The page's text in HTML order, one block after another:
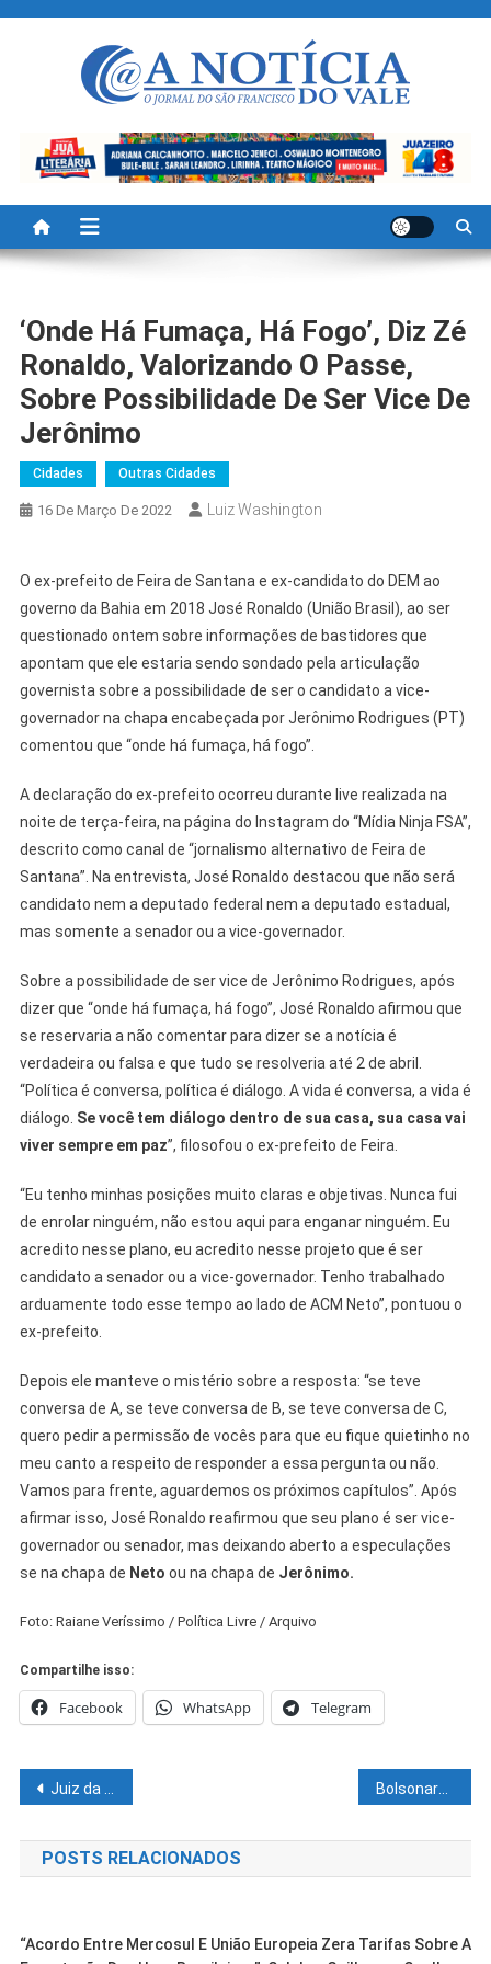
A Noticia Do Vale
‘Onde Há Fumaça, Há Fogo’, Diz Zé
Ronaldo, Valorizando O Passe,
Sobre Possibilidade De Ser Vice De
Jerônimo
Cidades Outras Cidades
16 De Março De 2022 Luiz Washington
O ex-prefeito de Feira de Santana e ex-candidato do DEM ao
governo da Bahia em 2018 José Ronaldo (União Brasil), ao ser
questionado ontem sobre informações de bastidores que
apontam que ele estaria sendo sondado pela articulação
governista sobre a possibilidade de ser o candidato a vice-
governador na chapa encabeçada por Jerônimo Rodrigues (PT)
comentou que “onde há fumaça, há fogo”.
A declaração do ex-prefeito ocorreu durante live realizada na
noite de terça-feira, na página do Instagram do “Mídia Ninja FSA”,
descrito como canal de “jornalismo alternativo de Feira de
Santana”. Na entrevista, José Ronaldo destacou que não será
candidato nem a deputado federal nem a deputado estadual,
mas somente a senador ou a vice-governador.
Sobre a possibilidade de ser vice de Jerônimo Rodrigues, após
dizer que “onde há fumaça, há fogo”, José Ronaldo afirmou que
se reservaria a não comentar para dizer se a notícia é
verdadeira ou falsa e que tudo se resolveria até 2 de abril.
“Política é conversa, política é diálogo. A vida é conversa, a vida é
diálogo. Se você tem diálogo dentro de sua casa, sua casa vai
viver sempre em paz”, filosofou o ex-prefeito de Feira.
“Eu tenho minhas posições muito claras e objetivas. Nunca fui
de enrolar ninguém, não estou aqui para enganar ninguém. Eu
acredito nesse plano, eu acredito nesse projeto que é ser
candidato a senador ou a vice-governador. Tenho trabalhado
arduamente todo esse tempo ao lado de ACM Neto”, pontuou o
ex-prefeito.
Depois ele manteve o mistério sobre a resposta: “se teve
conversa de A, se teve conversa de B, se teve conversa de C,
quero pedir a permissão de vocês para que eu fique quietinho no
meu canto a respeito de responder a essa pergunta ou não.
Vamos para frente, aguardemos os próximos capítulos”. Após
afirmar isso, José Ronaldo reafirmou que seu plano é ser vice-
governador ou senador, mas deixando aberto a especulações
se na chapa de Neto ou na chapa de Jerônimo.
Foto: Raiane Veríssimo / Política Livre / Arquivo
Compartilhe isso:
Facebook WhatsApp Telegram
Navegação
de
Post
Juiz da 8ª Vara Pública da Fazenda em Salvador, determina o bloqueio de um milhão de Reais da Prefeitura de Remanso. Bolsonaro é recepcionado por apoiadores na Osid; Queiroga diz que Santa Dulce aprovaria gestão
POSTS RELACIONADOS
“Acordo Entre Mercosul E União Europeia Zera Tarifas Sobre A